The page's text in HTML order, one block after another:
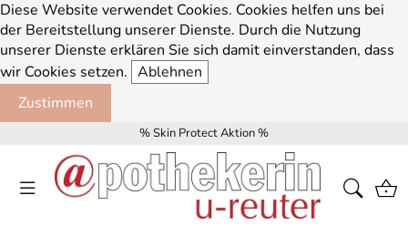
Diese Website verwendet Cookies. Cookies helfen uns bei
der Bereitstellung unserer Dienste. Durch die Nutzung
unserer Dienste erklären Sie sich damit einverstanden, dass
wir Cookies setzen. Ablehnen
Zustimmen
% Skin Protect Aktion %